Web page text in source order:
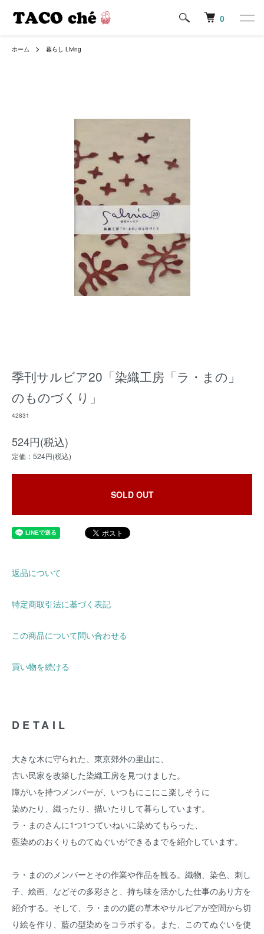
0
ホーム 暮らし Living
季刊サルビア20「染織工房「ラ・まの」
のものづくり」
42831
524円(税込)
定価：524円(税込)
SOLD OUT
返品について
特定商取引法に基づく表記
この商品について問い合わせる
買い物を続ける
DETAIL
大きな木に守られた、東京郊外の里山に、
古い民家を改築した染織工房を見つけました。
障がいを持つメンバーが、いつもにこにこ楽しそうに
染めたり、織ったり、描いたりして暮らしています。
ラ・まのさんに1つ1つていねいに染めてもらった、
藍染めのおくりものてぬぐいができるまでを紹介しています。
ラ・まののメンバーとその作業や作品を観る。織物、染色、刺し
子、絵画、などその多彩さと、持ち味を活かした仕事のあり方を
紹介する。そして、ラ・まのの庭の草木やサルビアが空間から切
り絵を作り、藍の型染めをコラボする。また、このてぬぐいを使